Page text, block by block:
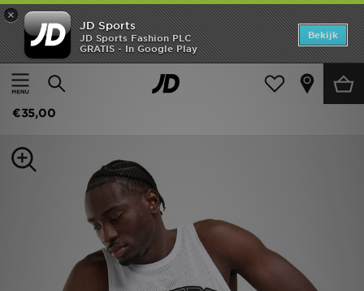
×
JD Sports
JD Sports Fashion PLC
GRATIS - In Google Play
Bekijk
Thuis
Heren Herenkleding
New Era LA Raiders Baseball Vest
€35,00
Home
Offers
Dames